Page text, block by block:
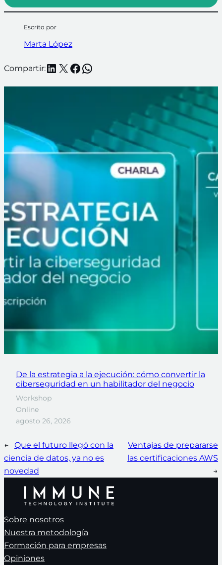
Escrito por
Marta López
Compartir:LinkedIn
X Facebook
WhatsApp
De la estrategia a la ejecución: cómo convertir la
ciberseguridad en un habilitador del negocio
Workshop
Online
agosto 26, 2026
←
Que el futuro llegó con la
ciencia de datos, ya no es
novedad
Ventajas de prepararse
las certificaciones AWS
→
Sobre nosotros
Nuestra metodología
Formación para empresas
Opiniones